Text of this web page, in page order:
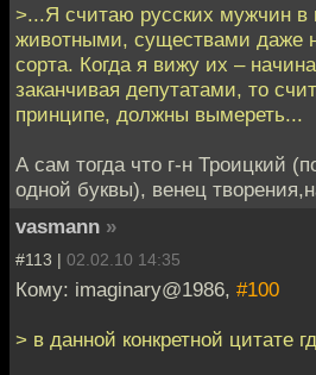
>...Я считаю русских мужчин в
животными, существами даже
сорта. Когда я вижу их –
заканчивая депутатами, то
принципе, должны вымереть...
А сам тогда что г-н Троицкий
одной буквы), венец
vasmann »
#113 | 02.02.10 14:35
Кому: imaginary@1986, #100
> в данной конкретной цитате